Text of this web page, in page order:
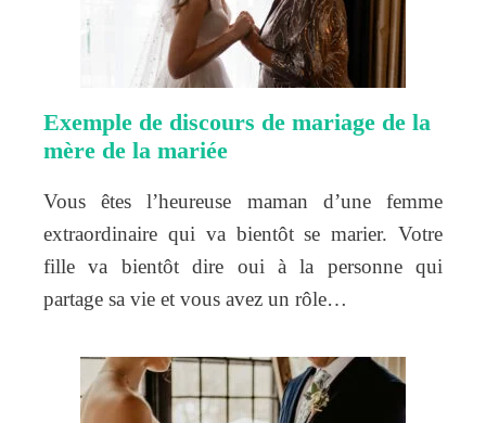
Exemple de discours de mariage de la
mère de la mariée
Vous êtes l’heureuse maman d’une femme
extraordinaire qui va bientôt se marier. Votre
fille va bientôt dire oui à la personne qui
partage sa vie et vous avez un rôle…